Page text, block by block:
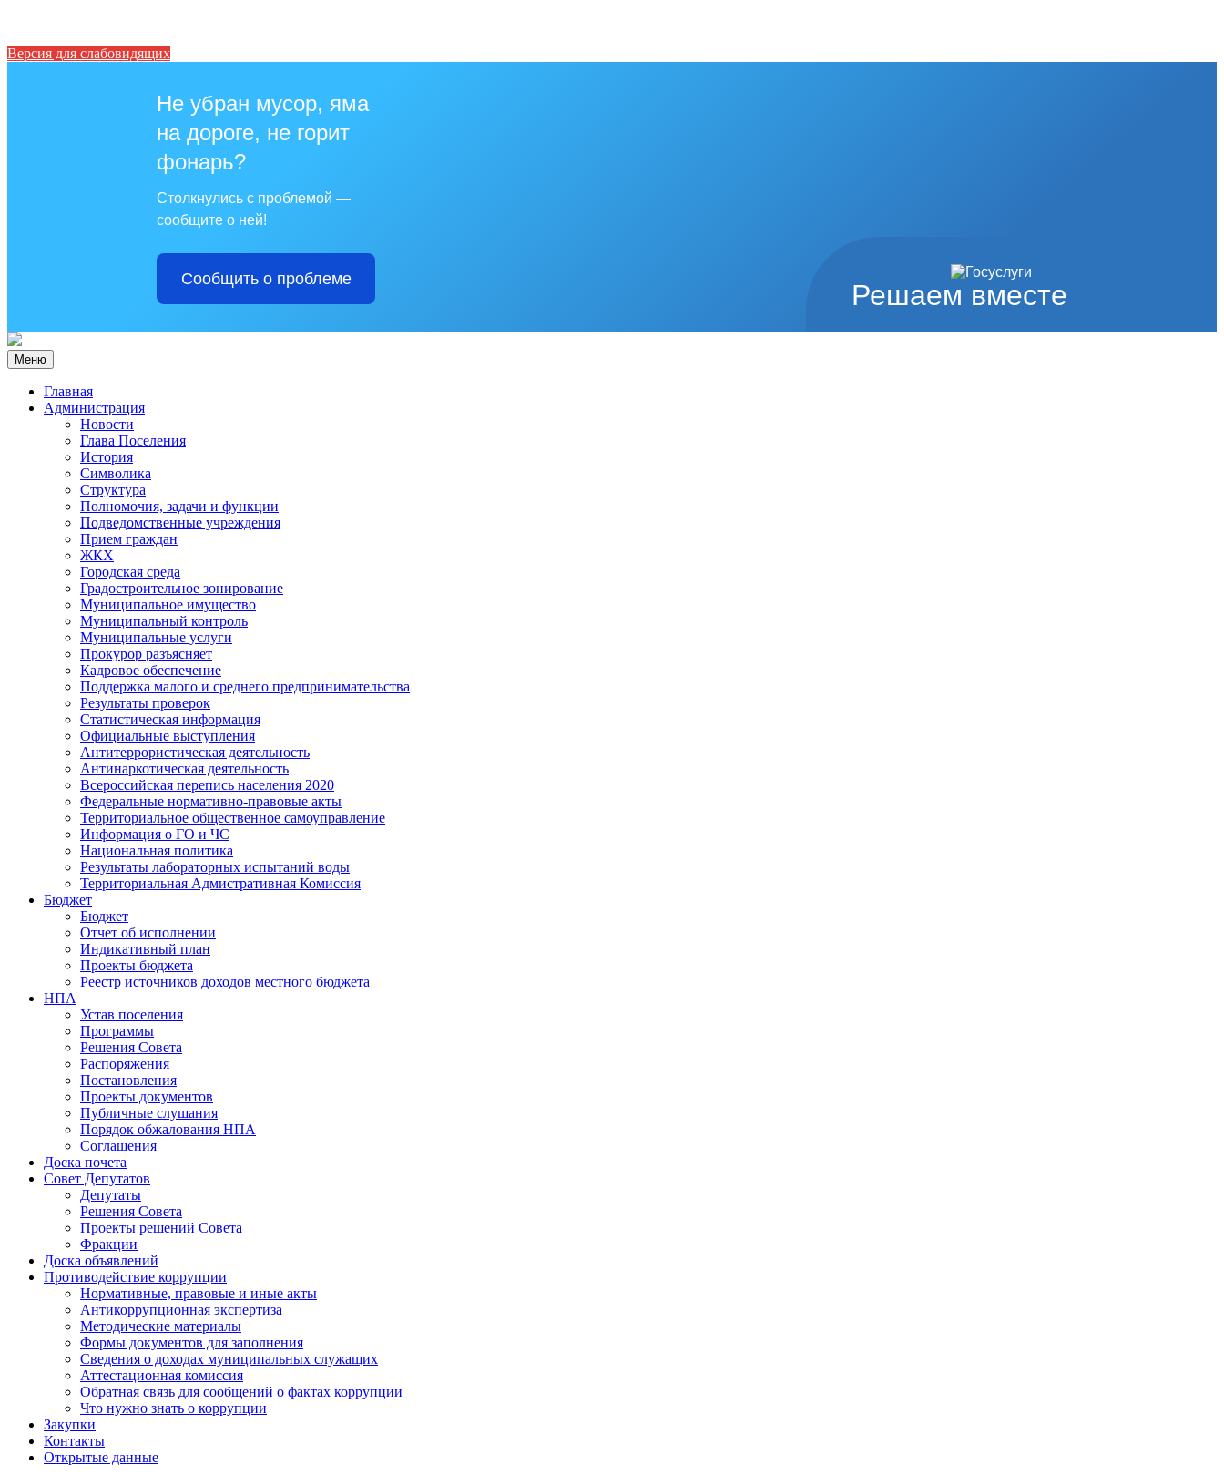
Версия для слабовидящих
Решаем вместе
Не убран мусор, яма
на дороге, не горит
фонарь?
Столкнулись с проблемой —
сообщите о ней!
Сообщить о проблеме
Меню
Главная
Администрация
Новости
Глава Поселения
История
Символика
Структура
Полномочия, задачи и функции
Подведомственные учреждения
Прием граждан
ЖКХ
Городская среда
Градостроительное зонирование
Муниципальное имущество
Муниципальный контроль
Муниципальные услуги
Прокурор разъясняет
Кадровое обеспечение
Поддержка малого и среднего предпринимательства
Результаты проверок
Статистическая информация
Официальные выступления
Антитеррористическая деятельность
Антинаркотическая деятельность
Всероссийская перепись населения 2020
Федеральные нормативно-правовые акты
Территориальное общественное самоуправление
Информация о ГО и ЧС
Национальная политика
Результаты лабораторных испытаний воды
Территориальная Адмистративная Комиссия
Бюджет
Бюджет
Отчет об исполнении
Индикативный план
Проекты бюджета
Реестр источников доходов местного бюджета
НПА
Устав поселения
Программы
Решения Совета
Распоряжения
Постановления
Проекты документов
Публичные слушания
Порядок обжалования НПА
Соглашения
Доска почета
Совет Депутатов
Депутаты
Решения Совета
Проекты решений Совета
Фракции
Доска объявлений
Противодействие коррупции
Нормативные, правовые и иные акты
Антикоррупционная экспертиза
Методические материалы
Формы документов для заполнения
Сведения о доходах муниципальных служащих
Аттестационная комиссия
Обратная связь для сообщений о фактах коррупции
Что нужно знать о коррупции
Закупки
Контакты
Открытые данные